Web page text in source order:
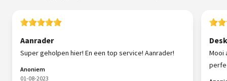
Aanrader
Super geholpen hier! En een top service! Aanrader!
Anoniem
01-08-2023
Mooi